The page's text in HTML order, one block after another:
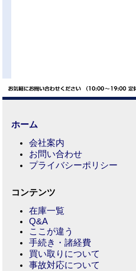
ホーム
会社案内
お問い合わせ
プライバシーポリシー
コンテンツ
在庫一覧
Q&A
ここが違う
手続き・諸経費
買い取りについて
事故対応について